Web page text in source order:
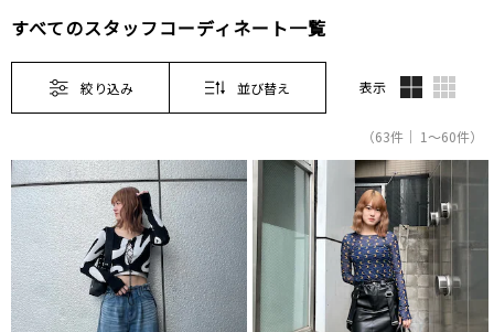
すべてのスタッフコーディネート一覧
絞り込み 並び替え 表示
（63件｜ 1～60件）